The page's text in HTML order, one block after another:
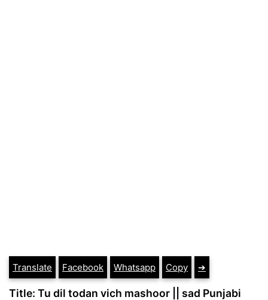
Translate Facebook Whatsapp Copy ➔
Title: Tu dil todan vich mashoor || sad Punjabi